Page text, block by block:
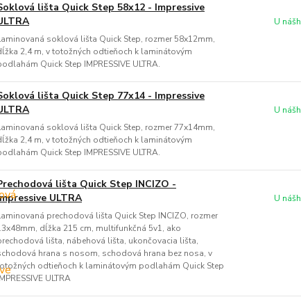
lišta Quick Step 58x12 - Impressive
soklová lišta Quick Step, rozmer 58x12mm,
2,4 m, v totožných odtieňoch k laminátovým
Quick Step IMPRESSIVE ULTRA.
U
lišta Quick Step 77x14 - Impressive
soklová lišta Quick Step, rozmer 77x14mm,
2,4 m, v totožných odtieňoch k laminátovým
Quick Step IMPRESSIVE ULTRA.
U
lišta Quick Step INCIZO -
ULTRA
prechodová lišta Quick Step INCIZO, rozmer
dĺžka 215 cm, multifunkčná 5v1, ako
lišta, nábehová lišta, ukončovacia lišta,
hrana s nosom, schodová hrana bez nosa, v
odtieňoch k laminátovým podlahám Quick Step
ULTRA
U